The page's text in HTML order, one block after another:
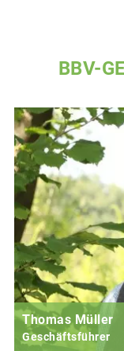
BBV-
Thomas Müller
Geschäftsführer